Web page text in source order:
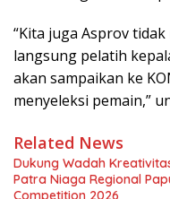
“Kita juga Asprov
langsung pelatih
akan sampaikan ke
menyeleksi pemain,”
Related News
Dukung Wadah
Patra Niaga Regional
Competition 2026